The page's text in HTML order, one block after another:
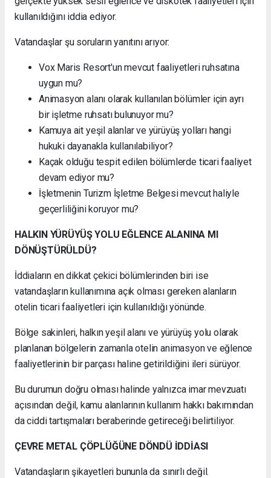
kullanıldığını iddia ediyor.
Vatandaşlar şu soruların yanıtını arıyor:
Vox Maris Resort'un mevcut faaliyetleri ruhsatına
uygun mu?
Animasyon alanı olarak kullanılan bölümler için ayrı
bir işletme ruhsatı bulunuyor mu?
Kamuya ait yeşil alanlar ve yürüyüş yolları hangi
hukuki dayanakla kullanılabiliyor?
Kaçak olduğu tespit edilen bölümlerde ticari faaliyet
devam ediyor mu?
İşletmenin Turizm İşletme Belgesi mevcut haliyle
geçerliliğini koruyor mu?
HALKIN YÜRÜYÜŞ YOLU EĞLENCE ALANINA MI
DÖNÜŞTÜRÜLDÜ?
İddiaların en dikkat çekici bölümlerinden biri ise
vatandaşların kullanımına açık olması gereken alanların
otelin ticari faaliyetleri için kullanıldığı yönünde.
Bölge sakinleri, halkın yeşil alanı ve yürüyüş yolu olarak
planlanan bölgelerin zamanla otelin animasyon ve eğlence
faaliyetlerinin bir parçası haline getirildiğini ileri sürüyor.
Bu durumun doğru olması halinde yalnızca imar mevzuatı
açısından değil, kamu alanlarının kullanım hakkı bakımından
da ciddi tartışmaları beraberinde getireceği belirtiliyor.
ÇEVRE METAL ÇÖPLÜĞÜNE DÖNDÜ İDDİASI
Vatandaşların şikayetleri bununla da sınırlı değil.